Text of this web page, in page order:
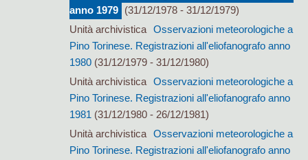
anno 1979 (31/12/1978 - 31/12/1979)
Unità archivistica Osservazioni meteorologiche a
Pino Torinese. Registrazioni all'eliofanografo anno
1980(31/12/1979 - 31/12/1980)
Unità archivistica Osservazioni meteorologiche a
Pino Torinese. Registrazioni all'eliofanografo anno
1981 (31/12/1980 - 26/12/1981)
Unità archivistica Osservazioni meteorologiche a
Pino Torinese. Registrazioni all'eliofanografo anno